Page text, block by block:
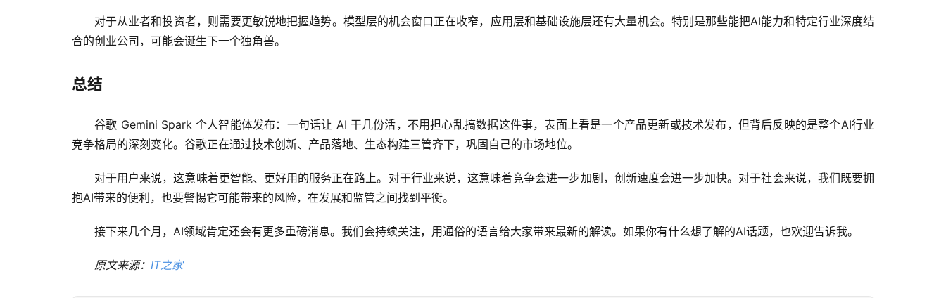
对于从业者和投资者，则需要更敏锐地把握趋势。模型层的机会窗口正在收窄，应用层和基础设施层还有大量机会。特别是那些能把AI能力和特定行业深度结
合的创业公司，可能会诞生下一个独角兽。
总结
谷歌 Gemini Spark 个人智能体发布：一句话让 AI 干几份活，不用担心乱搞数据这件事，表面上看是一个产品更新或技术发布，但背后反映的是整个AI行业
竞争格局的深刻变化。谷歌正在通过技术创新、产品落地、生态构建三管齐下，巩固自己的市场地位。
对于用户来说，这意味着更智能、更好用的服务正在路上。对于行业来说，这意味着竞争会进一步加剧，创新速度会进一步加快。对于社会来说，我们既要拥
抱AI带来的便利，也要警惕它可能带来的风险，在发展和监管之间找到平衡。
接下来几个月，AI领域肯定还会有更多重磅消息。我们会持续关注，用通俗的语言给大家带来最新的解读。如果你有什么想了解的AI话题，也欢迎告诉我。
原文来源： IT之家